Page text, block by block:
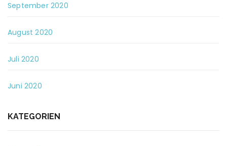
September 2020
August 2020
Juli 2020
Juni 2020
KATEGORIEN